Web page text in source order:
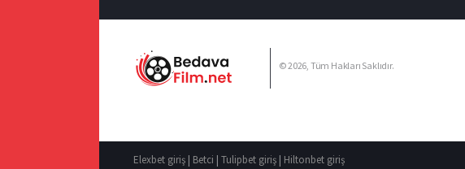
© 2026, Tüm Hakları Saklıdır.
Elexbet giriş | Betci | Tulipbet giriş | Hiltonbet giriş